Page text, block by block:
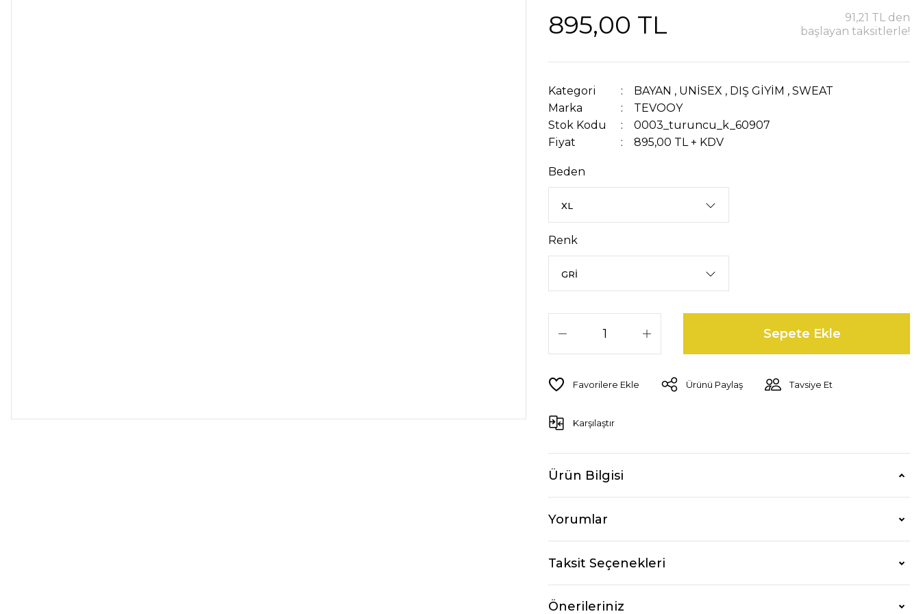
895,00 TL
91,21 TL den
başlayan taksitlerle!
Kategori BAYAN , UNİSEX , DIŞ GİYİM , SWEAT
Marka
TEVOOY
Stok Kodu
0003_turuncu_k_60907
Fiyat
895,00 TL + KDV
Beden
Renk
Sepete Ekle
Ürünü Paylaş Tavsiye Et
Karşılaştır
Ürün Bilgisi
Yorumlar
Taksit Seçenekleri
Önerileriniz